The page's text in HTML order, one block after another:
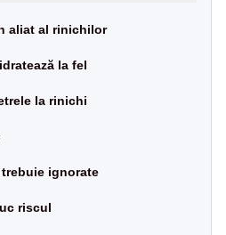
aliat al rinichilor
la fel
la rinichi
ignorate
riscul